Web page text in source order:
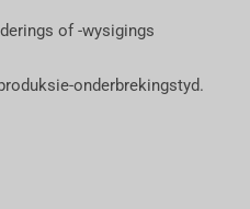
of -wysigings
onderbrekingstyd.